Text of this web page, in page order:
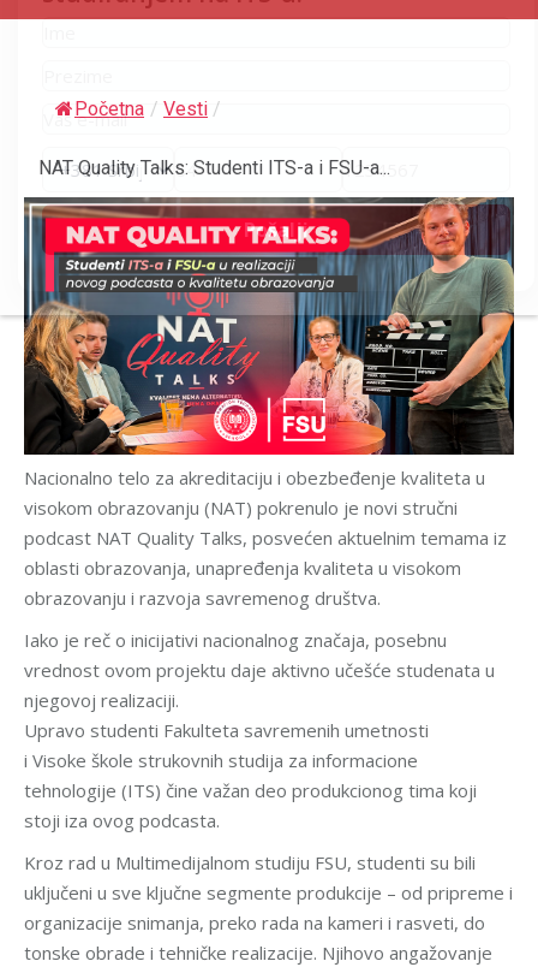
Početna / Vesti /
NAT Quality Talks: Studenti ITS-a i FSU-a...
Nacionalno telo za akreditaciju i obezbeđenje kvaliteta u
visokom obrazovanju (NAT) pokrenulo je novi stručni
podcast NAT Quality Talks, posvećen aktuelnim temama iz
oblasti obrazovanja, unapređenja kvaliteta u visokom
obrazovanju i razvoja savremenog društva.
Iako je reč o inicijativi nacionalnog značaja, posebnu
vrednost ovom projektu daje aktivno učešće studenata u
njegovoj realizaciji.
Upravo studenti Fakulteta savremenih umetnosti
i Visoke škole strukovnih studija za informacione
tehnologije (ITS) čine važan deo produkcionog tima koji
stoji iza ovog podcasta.
Kroz rad u Multimedijalnom studiju FSU, studenti su bili
uključeni u sve ključne segmente produkcije – od pripreme i
organizacije snimanja, preko rada na kameri i rasveti, do
tonske obrade i tehničke realizacije. Njihovo angažovanje